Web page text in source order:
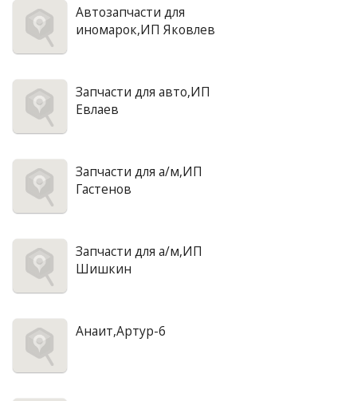
Автозапчасти для
иномарок,ИП Яковлев
Запчасти для авто,ИП
Евлаев
Запчасти для а/м,ИП
Гастенов
Запчасти для а/м,ИП
Шишкин
Анаит,Артур-6